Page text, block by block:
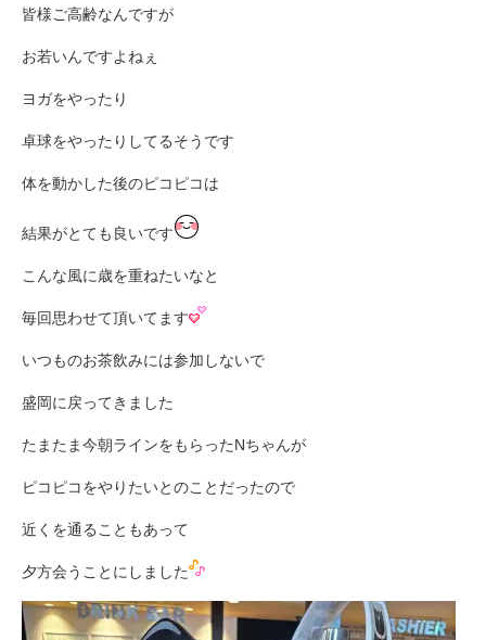
皆様ご高齢なんですが
お若いんですよねぇ
ヨガをやったり
卓球をやったりしてるそうです
体を動かした後のピコピコは
結果がとても良いです
こんな風に歳を重ねたいなと
毎回思わせて頂いてます
いつものお茶飲みには参加しないで
盛岡に戻ってきました
たまたま今朝ラインをもらったNちゃんが
ピコピコをやりたいとのことだったので
近くを通ることもあって
夕方会うことにしました